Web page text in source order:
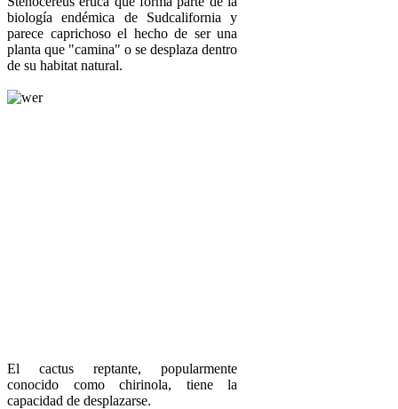
biología endémica de Sudcalifornia y
parece caprichoso el hecho de ser una
planta que "camina" o se desplaza dentro
de su habitat natural.
El cactus reptante, popularmente
conocido como chirinola, tiene la
capacidad de desplazarse.